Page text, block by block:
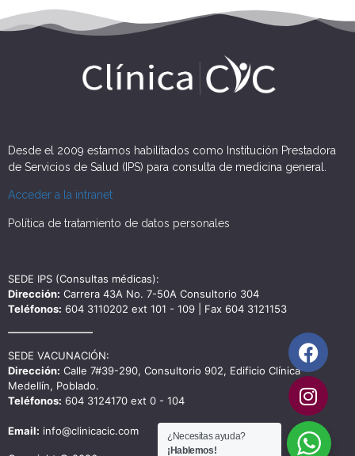
Desde el 2009 estamos habilitados como Institución Prestadora
de Servicios de Salud (IPS) para consulta de medicina general.
Acceder a la intranet
Política de tratamiento de datos personales
SEDE IPS (Consultas médicas):
Dirección: Carrera 43A No. 7-50A Consultorio 304
Teléfonos: 604 3110202 ext 101 - 109 | Fax 604 3121153
SEDE VACUNACIÓN:
Dirección: Calle 7#39-290, Consultorio 902, Edificio Clínica
Medellín, Poblado.
Teléfonos: 604 3124170 ext 0 - 104
Email: info@clinicacic.com
¿Necesitas ayuda?
¡Hablemos!